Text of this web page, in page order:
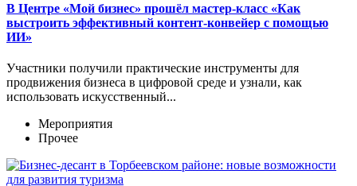
В Центре «Мой бизнес» прошёл мастер-класс «Как
выстроить эффективный контент-конвейер с помощью
ИИ»
Участники получили практические инструменты для
продвижения бизнеса в цифровой среде и узнали, как
использовать искусственный...
Мероприятия
Прочее